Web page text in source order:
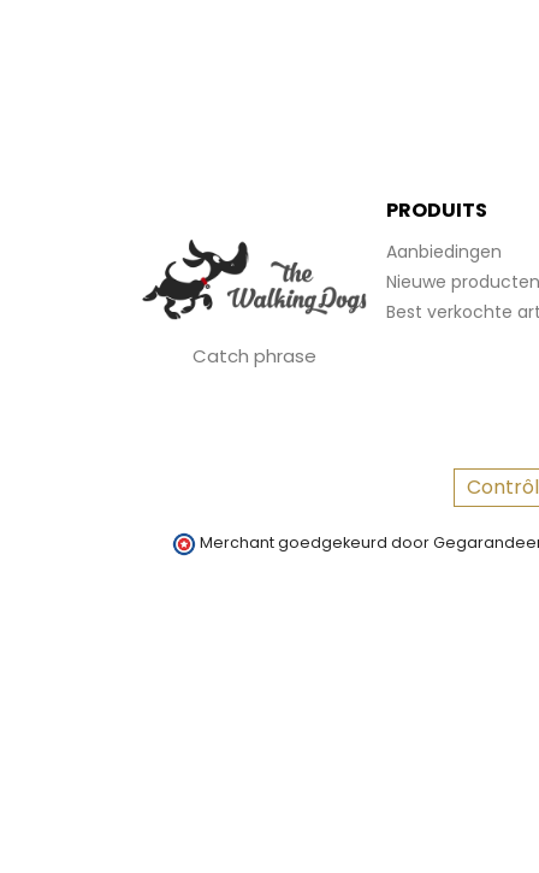
Catch phrase
PRODUITS
Aanbiedingen
Nieuwe producten
Best verkochte
Merchant goedgekeurd door